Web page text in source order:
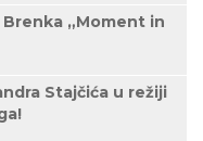
„Moment in
Stajčića u režiji